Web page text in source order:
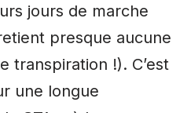
jours de marche
presque aucune
transpiration !). C’est
une longue